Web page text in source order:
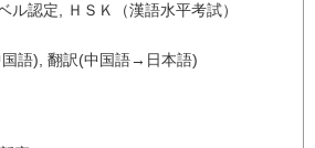
ル認定, ＨＳＫ（漢語水平考試）
語), 翻訳(中国語→日本語)